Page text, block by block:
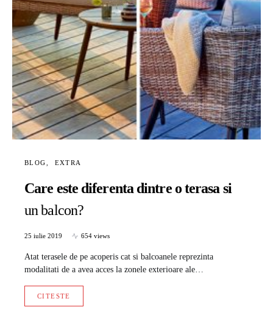
BLOG EXTRA
Care este diferenta dintre o terasa si
un balcon?
25 iulie 2019 654 views
Atat terasele de pe acoperis cat si balcoanele reprezinta
modalitati de a avea acces la zonele exterioare ale…
CITESTE